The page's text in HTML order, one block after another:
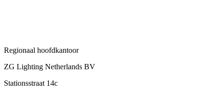
Regionaal hoofdkantoor
ZG Lighting Netherlands BV
Stationsstraat 14c